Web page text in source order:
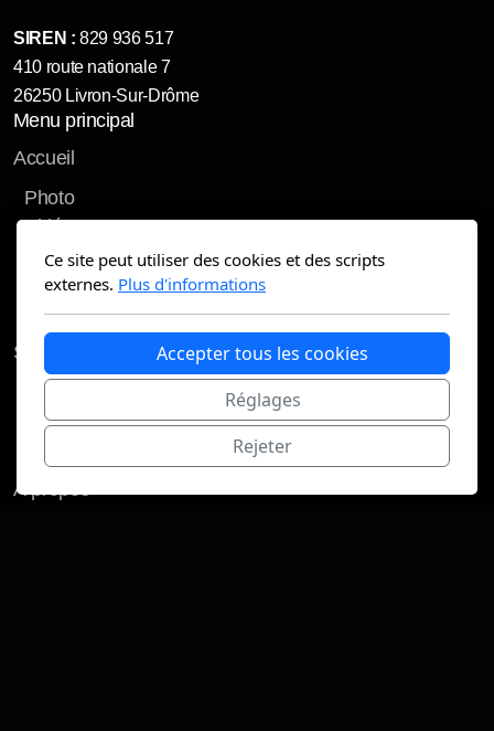
SIREN : 829 936 517
410 route nationale 7
26250 Livron-Sur-Drôme
Menu principal
Accueil
Photo
Vidéo
Imagerie Technique
Contrat annuel
Tarification
Stages & formations
Stages et formations
Accès formation
Je réserve un stage ou une initiation !
À propos
Ce site peut utiliser des cookies et des scripts
externes. Plus d'informations
Accepter tous les cookies
Réglages
Rejeter